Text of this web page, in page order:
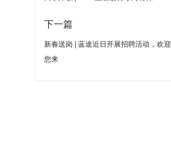
下一篇
新春送岗 | 蓝途近日开展招聘活动，欢迎
您来